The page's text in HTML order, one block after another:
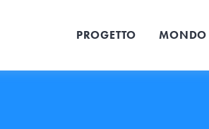
PROGETTO MONDO